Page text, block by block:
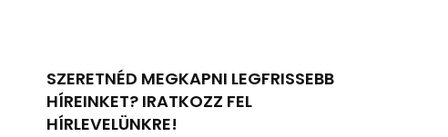
SZERETNÉD MEGKAPNI LEGFRISSEBB
HÍREINKET? IRATKOZZ FEL
HÍRLEVELÜNKRE!